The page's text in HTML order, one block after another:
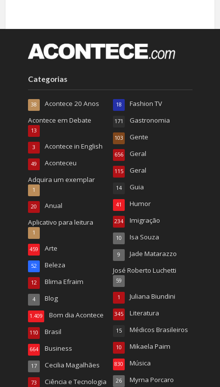
Categorias
Acontece 20 Anos
38
Acontece em Debate
13
Acontece in English
3
Aconteceu
49
Adquira um exemplar
1
Anual
20
Aplicativo para leitura
1
Arte
459
Beleza
52
Blima Efraim
12
Blog
4
Bom dia Acontece
1.409
Brasil
110
Business
664
Cecilia Magalhães
17
Ciência e Tecnologia
73
Fashion TV
18
Gastronomia
171
Gente
103
Geral
656
Geral
115
Guia
14
Humor
41
Imigração
234
Isa Souza
10
Jade Matarazzo
9
José Roberto Luchetti
59
Juliana Biundini
1
Literatura
345
Médicos Brasileiros
15
Mikaela Paim
10
Música
830
Myrna Porcaro
26